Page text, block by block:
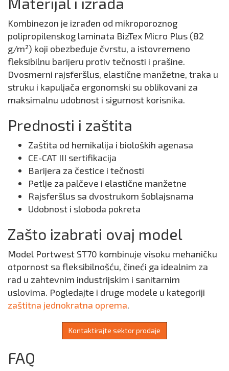
Kombinezon je izrađen od mikroporoznog
polipropilenskog laminata BizTex Micro Plus (82
g/m²) koji obezbeđuje čvrstu, a istovremeno
fleksibilnu barijeru protiv tečnosti i prašine.
Dvosmerni rajsferšlus, elastične manžetne, traka u
struku i kapuljača ergonomski su oblikovani za
maksimalnu udobnost i sigurnost korisnika.
Prednosti i zaštita
Zaštita od hemikalija i bioloških agenasa
CE-CAT III sertifikacija
Barijera za čestice i tečnosti
Petlje za palčeve i elastične manžetne
Rajsferšlus sa dvostrukom šoblajsnama
Udobnost i sloboda pokreta
Zašto izabrati ovaj model
Model Portwest ST70 kombinuje visoku mehaničku
otpornost sa fleksibilnošću, čineći ga idealnim za
rad u zahtevnim industrijskim i sanitarnim
uslovima. Pogledajte i druge modele u kategoriji
zaštitna jednokratna oprema.
Kontaktirajte sektor prodaje
FAQ